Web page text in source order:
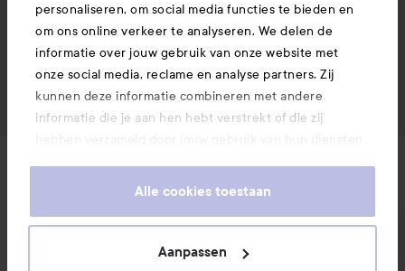
personaliseren, om social media functies te bieden en
om ons online verkeer te analyseren. We delen de
informatie over jouw gebruik van onze website met
onze social media, reclame en analyse partners. Zij
kunnen deze informatie combineren met andere
informatie die je aan hen hebt verstrekt of die zij
hebben verzameld door jouw gebruik van hun diensten.
website te blijven gebruiken. Voor meer informatie over
je graag door naar ons cookiebeleid.
Alle cookies toestaan
Aanpassen
Nieuws en aanbiedingen
Volg ons